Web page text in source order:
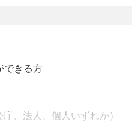
マークとなる数多くのプ
史と実績に裏打ちされた
他会社が指定する日
できる方
、法人、個人いずれか）